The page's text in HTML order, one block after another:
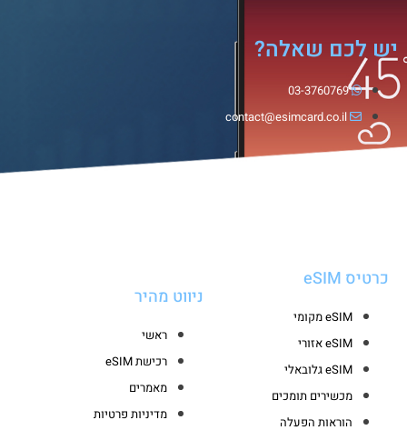
יש לכם שאלה?
03-3760769
contact@esimcard.co.il
כרטיס eSIM
eSIM מקומי
eSIM אזורי
eSIM גלובאלי
מכשירים תומכים
הוראות הפעלה
ניווט מהיר
ראשי
רכישת eSIM
מאמרים
מדיניות פרטיות